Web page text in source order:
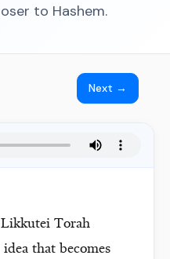
to Hashem.
Next →
Torah
that becomes